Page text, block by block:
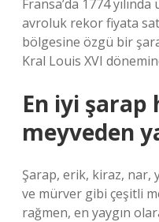
Fransa’da 1774
avroluk rekor fiyata
bölgesine özgü bir
Kral Louis XVI
En iyi şarap
meyveden
Şarap, erik, kiraz, nar,
ve mürver gibi çeşitli
rağmen, en yaygın